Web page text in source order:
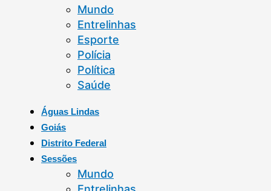
Mundo
Entrelinhas
Esporte
Polícia
Política
Saúde
Águas Lindas
Goiás
Distrito Federal
Sessões
Mundo